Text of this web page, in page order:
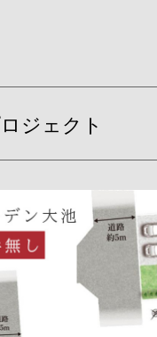
ジェクト